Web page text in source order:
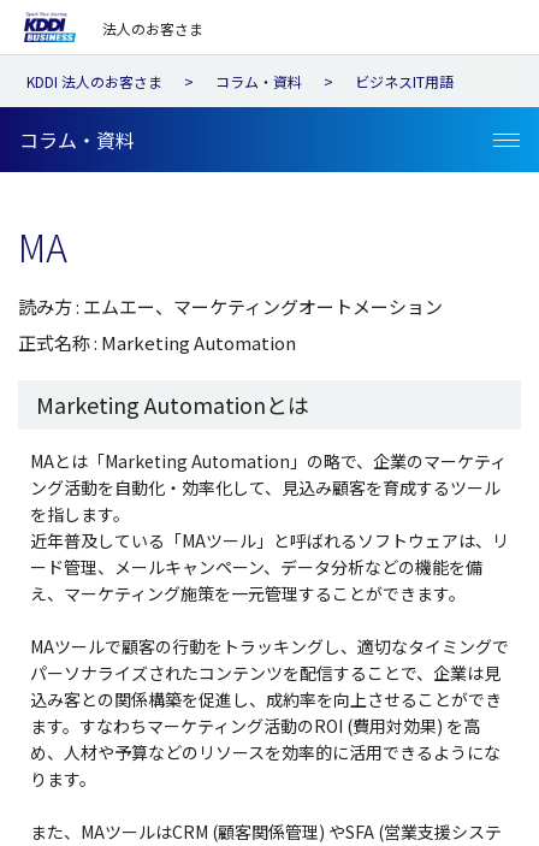
法人のお客さま
KDDI 法人のお客さま コラム・資料 ビジネスIT用語
コラム・資料
MA
読み方 : エムエー、マーケティングオートメーション
正式名称 : Marketing Automation
Marketing Automationとは
MAとは「Marketing Automation」の略で、企業のマーケティ
ング活動を自動化・効率化して、見込み顧客を育成するツール
を指します。
近年普及している「MAツール」と呼ばれるソフトウェアは、リ
ード管理、メールキャンペーン、データ分析などの機能を備
え、マーケティング施策を一元管理することができます。
MAツールで顧客の行動をトラッキングし、適切なタイミングで
パーソナライズされたコンテンツを配信することで、企業は見
込み客との関係構築を促進し、成約率を向上させることができ
ます。すなわちマーケティング活動のROI (費用対効果) を高
め、人材や予算などのリソースを効率的に活用できるようにな
ります。
また、MAツールはCRM (顧客関係管理) やSFA (営業支援システ